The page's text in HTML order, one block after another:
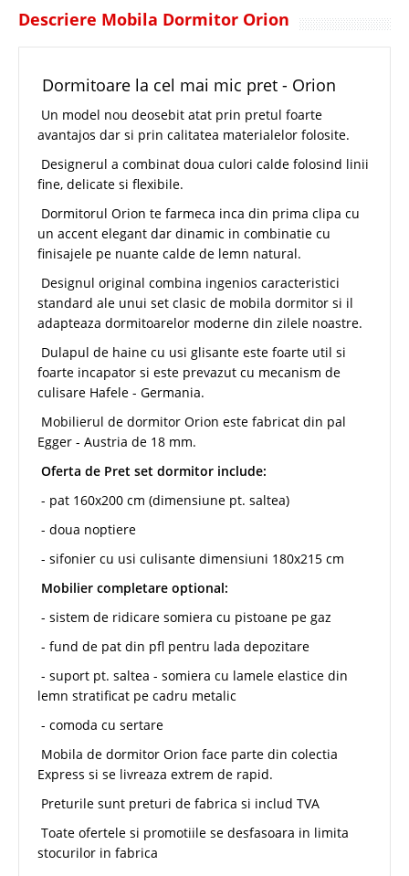
Descriere Mobila Dormitor Orion
Dormitoare la cel mai mic pret - Orion
Un model nou deosebit atat prin pretul foarte
avantajos dar si prin calitatea materialelor folosite.
Designerul a combinat doua culori calde folosind linii
fine, delicate si flexibile.
Dormitorul Orion te farmeca inca din prima clipa cu
un accent elegant dar dinamic in combinatie cu
finisajele pe nuante calde de lemn natural.
Designul original combina ingenios caracteristici
standard ale unui set clasic de mobila dormitor si il
adapteaza dormitoarelor moderne din zilele noastre.
Dulapul de haine cu usi glisante este foarte util si
foarte incapator si este prevazut cu mecanism de
culisare Hafele - Germania.
Mobilierul de dormitor Orion este fabricat din pal
Egger - Austria de 18 mm.
Oferta de Pret set dormitor include:
- pat 160x200 cm (dimensiune pt. saltea)
- doua noptiere
- sifonier cu usi culisante dimensiuni 180x215 cm
Mobilier completare optional:
- sistem de ridicare somiera cu pistoane pe gaz
- fund de pat din pfl pentru lada depozitare
- suport pt. saltea - somiera cu lamele elastice din
lemn stratificat pe cadru metalic
- comoda cu sertare
Mobila de dormitor Orion face parte din colectia
Express si se livreaza extrem de rapid.
Preturile sunt preturi de fabrica si includ TVA
Toate ofertele si promotiile se desfasoara in limita
stocurilor in fabrica